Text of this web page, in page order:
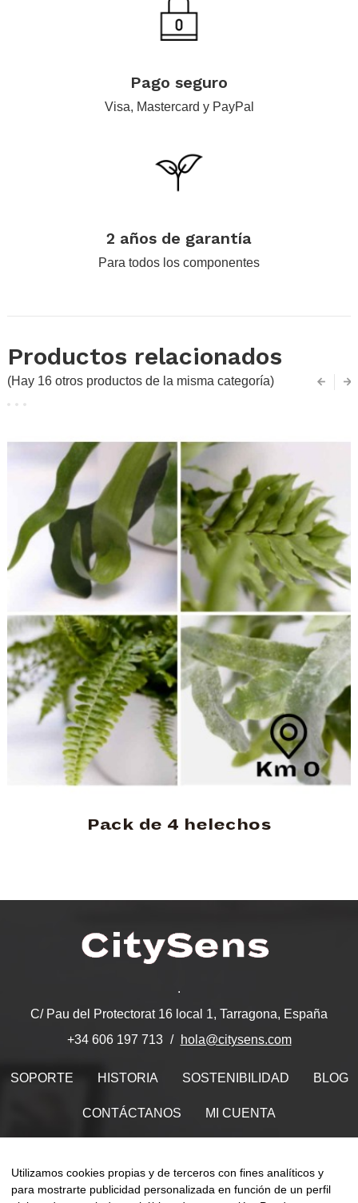
Pago seguro
Visa, Mastercard y PayPal
2 años de garantía
Para todos los componentes
Productos relacionados
(Hay 16 otros productos de la misma categoría)
Pack de 4 helechos
.
C/ Pau del Protectorat 16 local 1, Tarragona, España
+34 606 197 713
hola@citysens.com
SOPORTE HISTORIA SOSTENIBILIDAD BLOG
CONTÁCTANOS MI CUENTA
Utilizamos cookies propias y de terceros con fines analíticos y
para mostrarte publicidad personalizada en función de un perfil